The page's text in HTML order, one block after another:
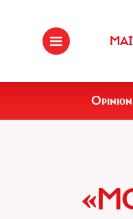
Opinion